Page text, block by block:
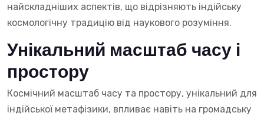
найскладніших аспектів, що відрізняють індійську
космологічну традицію від наукового розуміння.
Унікальний масштаб часу і
простору
Космічний масштаб часу та простору, унікальний для
індійської метафізики, впливає навіть на громадську